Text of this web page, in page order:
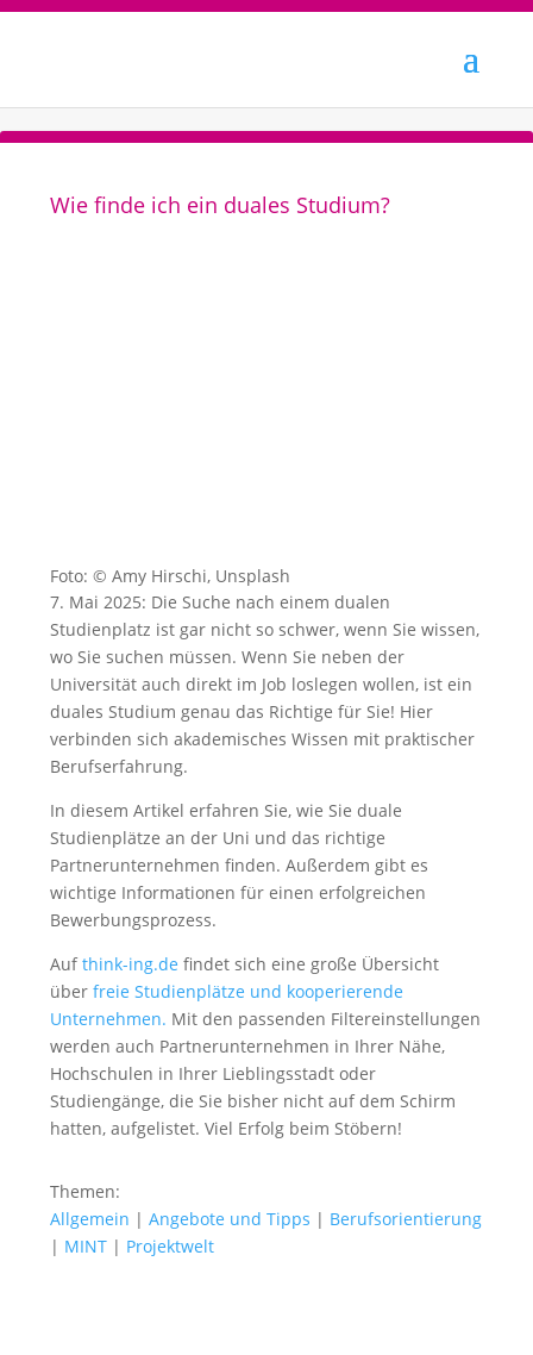
Wie finde ich ein duales Studium?
Foto: © Amy Hirschi, Unsplash
7. Mai 2025: Die Suche nach einem dualen
Studienplatz ist gar nicht so schwer, wenn Sie wissen,
wo Sie suchen müssen. Wenn Sie neben der
Universität auch direkt im Job loslegen wollen, ist ein
duales Studium genau das Richtige für Sie! Hier
verbinden sich akademisches Wissen mit praktischer
Berufserfahrung.
In diesem Artikel erfahren Sie, wie Sie duale
Studienplätze an der Uni und das richtige
Partnerunternehmen finden. Außerdem gibt es
wichtige Informationen für einen erfolgreichen
Bewerbungsprozess.
Aufthink-ing.de findet sich eine große Übersicht
über freie Studienplätze und kooperierende
Unternehmen. Mit den passenden Filtereinstellungen
werden auch Partnerunternehmen in Ihrer Nähe,
Hochschulen in Ihrer Lieblingsstadt oder
Studiengänge, die Sie bisher nicht auf dem Schirm
hatten, aufgelistet. Viel Erfolg beim Stöbern!
Themen:
Allgemein | Angebote und Tipps | Berufsorientierung
| MINT | Projektwelt